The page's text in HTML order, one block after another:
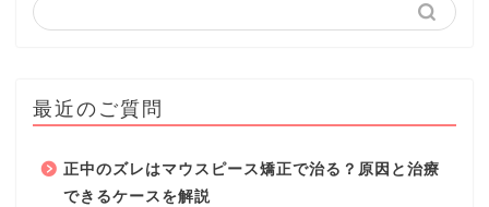
最近のご質問
正中のズレはマウスピース矯正で治る？原因と治療
できるケースを解説